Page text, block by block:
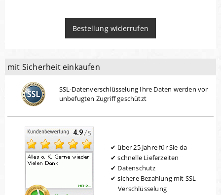
Bestellung widerrufen
mit Sicherheit einkaufen
SSL-Datenverschlüsselung Ihre Daten werden vor
unbefugten Zugriff geschützt
über 25 Jahre für Sie da
schnelle Lieferzeiten
Datenschutz
sichere Bezahlung mit SSL-
Verschlüsselung